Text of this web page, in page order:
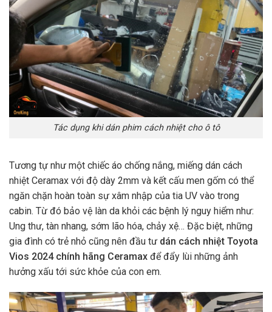
Tác dụng khi dán phim cách nhiệt cho ô tô
Tương tự như một chiếc áo chống nắng, miếng dán cách
nhiệt Ceramax với độ dày 2mm và kết cấu men gốm có thể
ngăn chặn hoàn toàn sự xâm nhập của tia UV vào trong
cabin. Từ đó bảo vệ làn da khỏi các bệnh lý nguy hiểm như:
Ung thư, tàn nhang, sớm lão hóa, chảy xệ… Đặc biệt, những
gia đình có trẻ nhỏ cũng nên đầu tư dán cách nhiệt Toyota
Vios 2024 chính hãng Ceramax để đẩy lùi những ảnh
hưởng xấu tới sức khỏe của con em.